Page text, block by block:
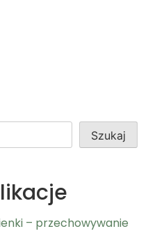
Szukaj
– przechowywanie